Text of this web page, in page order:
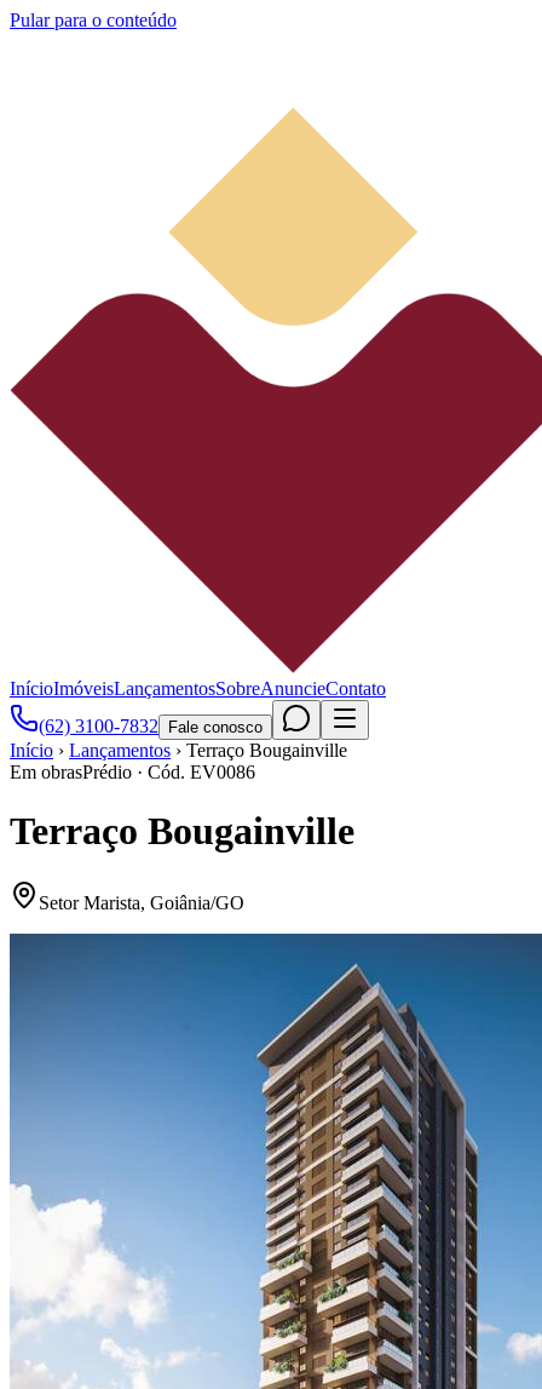
Pular para o conteúdo
InícioImóveisLançamentosSobreAnuncieContato
(62) 3100-7832
Fale conosco
Início › Lançamentos › Terraço Bougainville
Em obrasPrédio · Cód. EV0086
Terraço Bougainville
Setor Marista, Goiânia/GO